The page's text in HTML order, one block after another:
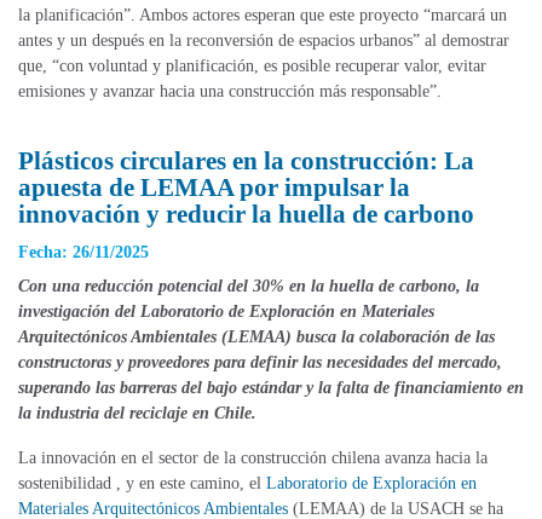
la planificación”. Ambos actores esperan que este proyecto “marcará un
antes y un después en la reconversión de espacios urbanos” al demostrar
que, “con voluntad y planificación, es posible recuperar valor, evitar
emisiones y avanzar hacia una construcción más responsable”.
Plásticos circulares en la construcción: La
apuesta de LEMAA por impulsar la
innovación y reducir la huella de carbono
Fecha: 26/11/2025
Con una reducción potencial del 30% en la huella de carbono, la
investigación del Laboratorio de Exploración en Materiales
Arquitectónicos Ambientales (LEMAA) busca la colaboración de las
constructoras y proveedores para definir las necesidades del mercado,
superando las barreras del bajo estándar y la falta de financiamiento en
la industria del reciclaje en Chile.
La innovación en el sector de la construcción chilena avanza hacia la
sostenibilidad , y en este camino, el Laboratorio de Exploración en
Materiales Arquitectónicos Ambientales (LEMAA) de la USACH se ha